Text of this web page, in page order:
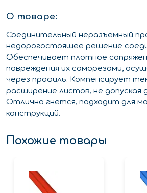
О товаре:
Соединительный неразъемный
недорогостоящее решение
Обеспечивает плотное
повреждения их саморезами,
через профиль. Компенсирует
расширение листов, не допуская
Отлично гнется, подходит для
конструкций.
Похожие товары